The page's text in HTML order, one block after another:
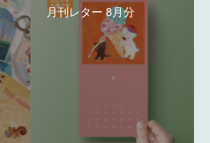
月刊レター 8月分